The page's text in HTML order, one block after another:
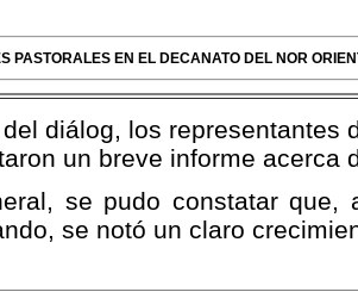
PASTORALES EN EL DECANATO DEL NOR
diálog, los representantes
un breve informe acerca
se pudo constatar
se notó un claro